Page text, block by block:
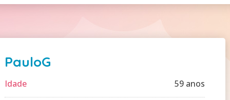
PauloG
Idade 59 anos